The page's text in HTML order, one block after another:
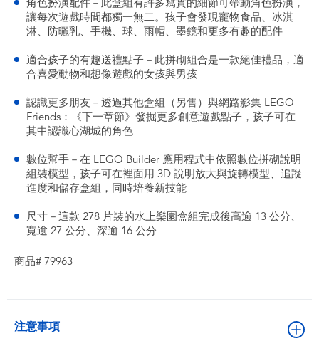
角色扮演配件－此盒組有許多寫實的細節可帶動角色扮演，
讓每次遊戲時間都獨一無二。孩子會發現寵物食品、冰淇
淋、防曬乳、手機、球、雨帽、墨鏡和更多有趣的配件
適合孩子的有趣送禮點子－此拼砌組合是一款絕佳禮品，適
合喜愛動物和想像遊戲的女孩與男孩
認識更多朋友－透過其他盒組（另售）與網路影集 LEGO
Friends：《下一章節》發掘更多創意遊戲點子，孩子可在
其中認識心湖城的角色
數位幫手－在 LEGO Builder 應用程式中依照數位拼砌說明
組裝模型，孩子可在裡面用 3D 說明放大與旋轉模型、追蹤
進度和儲存盒組，同時培養新技能
尺寸－這款 278 片裝的水上樂園盒組完成後高逾 13 公分、
寬逾 27 公分、深逾 16 公分
商品# 79963
注意事項